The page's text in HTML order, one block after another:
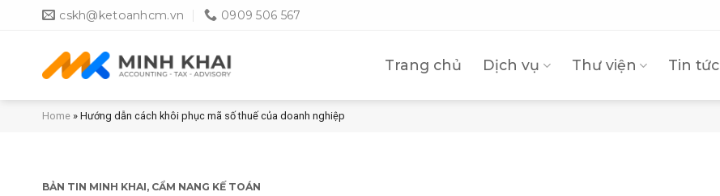
cskh@ketoanhcm.vn 0909 506 567
Trang chủ Dịch vụ Thư viện Tin tức
Home » Hướng dẫn cách khôi phục mã số thuế của doanh nghiệp
BẢN TIN MINH KHAI, CẨM NANG KẾ TOÁN